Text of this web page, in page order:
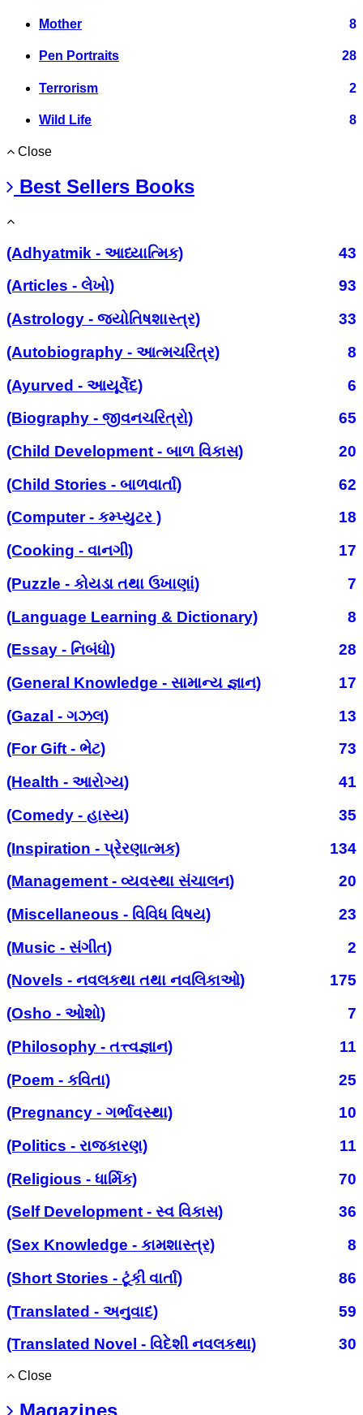
Mother 8
Pen Portraits 28
Terrorism 2
Wild Life 8
Close
Best Sellers Books
(Adhyatmik - આધ્યાત્મિક)
43
(Articles - લેખો)
93
(Astrology - જ્યોતિષશાસ્ત્ર)
33
(Autobiography - આત્મચરિત્ર)
8
(Ayurved - આયૂર્વેદ)
6
(Biography - જીવનચરિત્રો)
65
(Child Development - બાળ વિકાસ)
20
(Child Stories - બાળવાર્તા)
62
(Computer - કમ્પ્યુટર )
18
(Cooking - વાનગી)
17
(Puzzle - કોયડા તથા ઉખાણાં)
7
(Language Learning & Dictionary)
8
(Essay - નિબંધો)
28
(General Knowledge - સામાન્ય જ્ઞાન)
17
(Gazal - ગઝલ)
13
(For Gift - ભેટ)
73
(Health - આરોગ્ય)
41
(Comedy - હાસ્ય)
35
(Inspiration - પ્રેરણાત્મક)
134
(Management - વ્યવસ્થા સંચાલન)
20
(Miscellaneous - વિવિધ વિષય)
23
(Music - સંગીત)
2
(Novels - નવલકથા તથા નવલિકાઓ)
175
(Osho - ઓશો)
7
(Philosophy - તત્ત્વજ્ઞાન)
11
(Poem - કવિતા)
25
(Pregnancy - ગર્ભાવસ્થા)
10
(Politics - રાજકારણ)
11
(Religious - ધાર્મિક)
70
(Self Development - સ્વ વિકાસ)
36
(Sex Knowledge - કામશાસ્ત્ર)
8
(Short Stories - ટૂંકી વાર્તા)
86
(Translated - અનુવાદ)
59
(Translated Novel - વિદેશી નવલકથા)
30
Close
Magazines